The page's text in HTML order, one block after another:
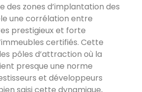
des zones d’implantation des
une corrélation entre
prestigieux et forte
certifiés. Cette
pôles d’attraction où la
presque une norme
et développeurs
saisi cette dynamique,